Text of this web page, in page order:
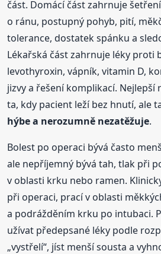
část. Domácí část zahrnuje
o ránu, postupný pohyb, pití,
tolerance, dostatek spánku a
Lékařská část zahrnuje léky proti
levothyroxin, vápník, vitamin D,
jizvy a řešení komplikací. Nejlepší
ta, kdy pacient leží bez hnutí, ale
hýbe a nerozumně nezatěžuje.
Bolest po operaci bývá často
ale nepříjemný bývá tah, tlak při
v oblasti krku nebo ramen.
při operaci, prací v oblasti
a podrážděním krku po intubaci.
užívat předepsané léky podle
„vystřelí“, jíst menší sousta a